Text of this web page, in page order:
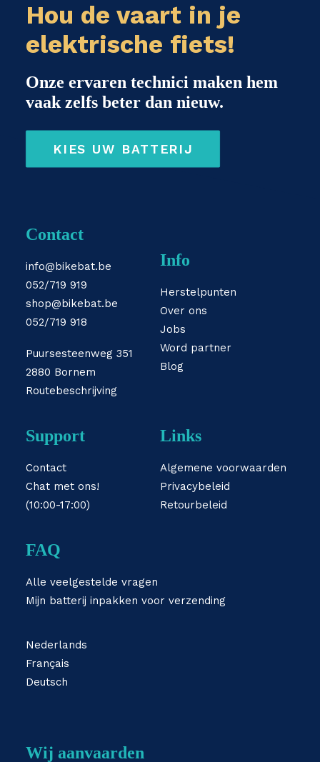
Hou de vaart in je
elektrische fiets!
Onze ervaren technici maken hem
vaak zelfs beter dan nieuw.
KIES UW BATTERIJ
Contact
info@bikebat.be
052/719 919
shop@bikebat.be
052/719 918
Puursesteenweg 351
2880 Bornem
Routebeschrijving
Info
Herstelpunten
Over ons
Jobs
Word partner
Blog
Support
Contact
Chat met ons!
(10:00-17:00)
Links
Algemene voorwaarden
Privacybeleid
Retourbeleid
FAQ
Alle veelgestelde vragen
Mijn batterij inpakken voor verzending
Nederlands
Français
Deutsch
Wij aanvaarden